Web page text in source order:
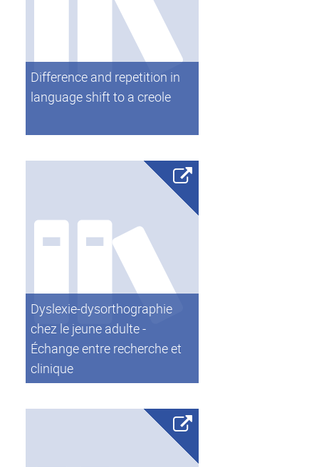
Difference and repetition in
language shift to a creole
Dyslexie-dysorthographie
chez le jeune adulte -
Échange entre recherche et
clinique